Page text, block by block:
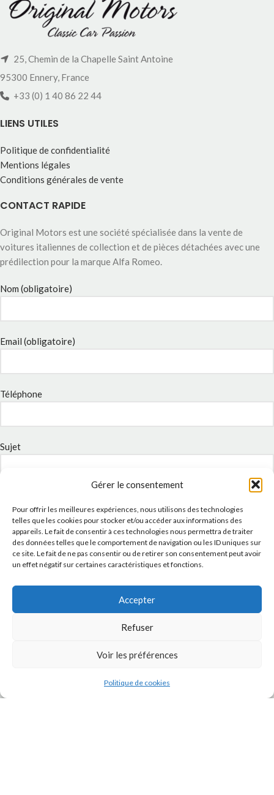
Gérer le consentement
Pour offrir les meilleures expériences, nous utilisons des technologies
telles que les cookies pour stocker et/ou accéder aux informations des
appareils. Le fait de consentir à ces technologies nous permettra de traiter
des données telles que le comportement de navigation ou les ID uniques sur
ce site. Le fait de ne pas consentir ou de retirer son consentement peut avoir
un effet négatif sur certaines caractéristiques et fonctions.
Accepter
Refuser
Voir les préférences
Politique de cookies
25, Chemin de la Chapelle Saint Antoine
95300 Ennery, France
+33 (0) 1 40 86 22 44
LIENS UTILES
Politique de confidentialité
Mentions légales
Conditions générales de vente
CONTACT RAPIDE
Original Motors est une société spécialisée dans la vente de
voitures italiennes de collection et de pièces détachées avec une
prédilection pour la marque Alfa Romeo.
Nom (obligatoire)
Email (obligatoire)
Téléphone
Sujet